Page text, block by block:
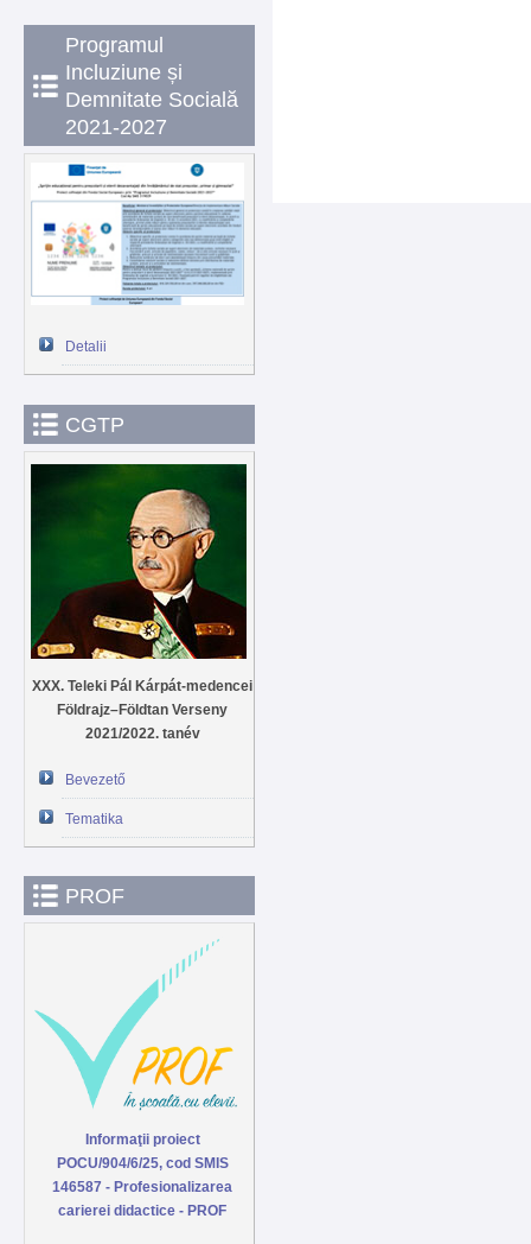
Programul
Incluziune și
Demnitate Socială
2021-2027
Detalii
CGTP
XXX. Teleki Pál Kárpát-medencei
Földrajz–Földtan Verseny
2021/2022. tanév
Bevezető
Tematika
PROF
Informaţii proiect
POCU/904/6/25, cod SMIS
146587 - Profesionalizarea
carierei didactice - PROF